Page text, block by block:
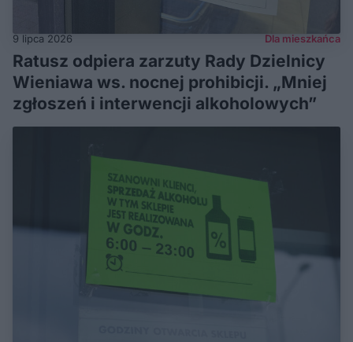
9 lipca 2026 Dla mieszkańca
Ratusz odpiera zarzuty Rady Dzielnicy
Wieniawa ws. nocnej prohibicji. „Mniej
zgłoszeń i interwencji alkoholowych”